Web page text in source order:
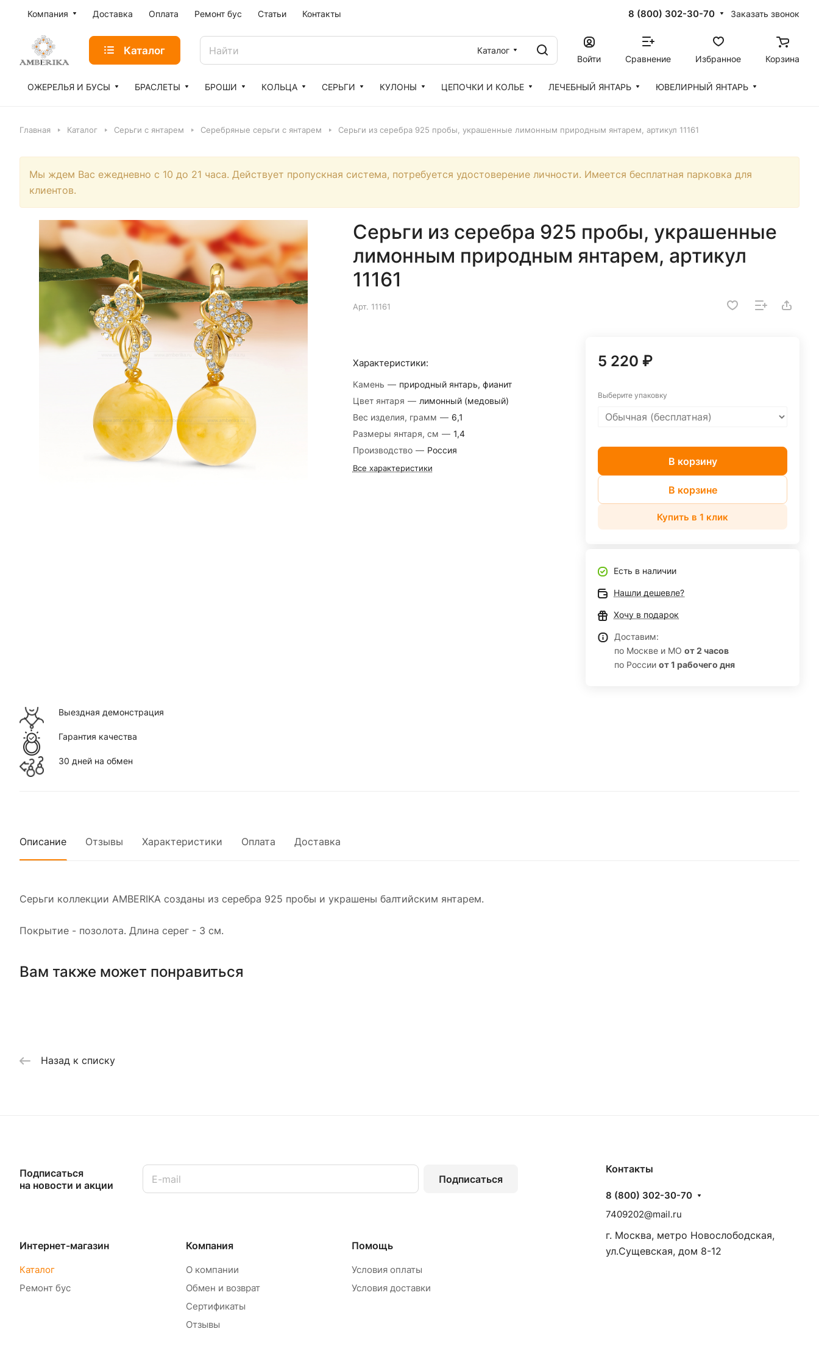
Компания Доставка Оплата Ремонт бус Статьи Контакты 8 (800) 302-30-70 Заказать звонок
Каталог
Каталог
Войти
Сравнение Избранное Корзина
ОЖЕРЕЛЬЯ И БУСЫ БРАСЛЕТЫ БРОШИ КОЛЬЦА СЕРЬГИ КУЛОНЫ ЦЕПОЧКИ И КОЛЬЕ ЛЕЧЕБНЫЙ ЯНТАРЬ ЮВЕЛИРНЫЙ ЯНТАРЬ
Главная Каталог Серьги с янтарем Серебряные серьги с янтарем Серьги из серебра 925 пробы, украшенные лимонным природным янтарем, артикул 11161
Мы ждем Вас ежедневно с 10 до 21 часа. Действует пропускная система, потребуется удостоверение личности. Имеется бесплатная парковка для
клиентов.
Серьги из серебра 925 пробы, украшенные
лимонным природным янтарем, артикул
11161
Арт. 11161
Характеристики:
Камень — природный янтарь, фианит
Цвет янтаря — лимонный (медовый)
Вес изделия, грамм — 6,1
Размеры янтаря, см — 1,4
Производство — Россия
Все характеристики
5 220 ₽
Выберите упаковку
В корзину
В корзине
Купить в 1 клик
Есть в наличии
Нашли дешевле?
Хочу в подарок
Доставим:
по Москве и МОот 2 часов
по Россииот 1 рабочего дня
Выездная демонстрация
Гарантия качества
30 дней на обмен
Описание Отзывы Характеристики Оплата Доставка
Серьги коллекции AMBERIKA созданы из серебра 925 пробы и украшены балтийским янтарем.
Покрытие - позолота. Длина серег - 3 см.
Вам также может понравиться
Назад к списку
Подписаться
на новости и акции
Подписаться
Интернет-магазин
Каталог
Ремонт бус
Компания
О компании
Обмен и возврат
Сертификаты
Отзывы
Помощь
Условия оплаты
Условия доставки
Контакты
8 (800) 302-30-70
7409202@mail.ru
г. Москва, метро Новослободская,
ул.Сущевская, дом 8-12